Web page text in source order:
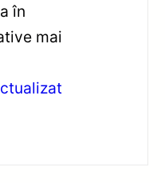
în
mai